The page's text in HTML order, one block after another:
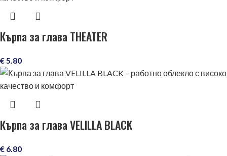
Кърпа за глава THEATER
€5.80
Кърпа за глава VELILLA BLACK
€ 6.80